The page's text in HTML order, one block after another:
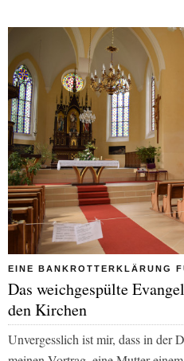
EINE BANKROTTERKLÄRUNG
Das weichgespülte
den Kirchen
Unvergesslich ist mir, dass in der